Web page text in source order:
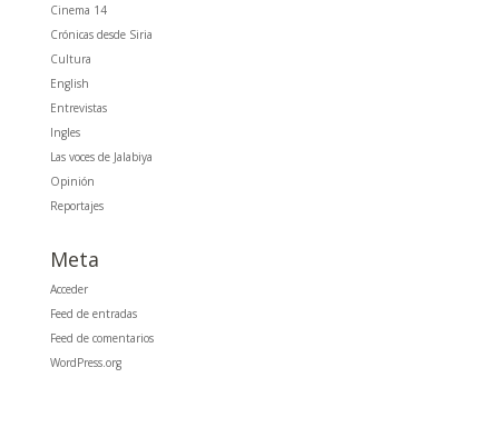
Cinema 14
Crónicas desde Siria
Cultura
English
Entrevistas
Ingles
Las voces de Jalabiya
Opinión
Reportajes
Meta
Acceder
Feed de entradas
Feed de comentarios
WordPress.org